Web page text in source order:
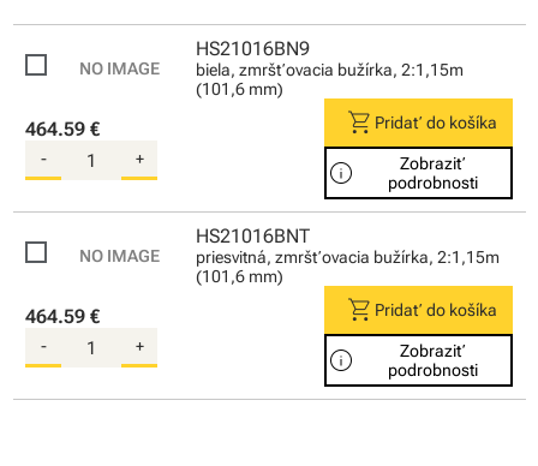
HS21016BN9
biela, zmršťovacia bužírka, 2:1,15m
(101,6 mm)
464.59 €
- +
shopping_cart Pridať do košíka
info
Zobraziť
podrobnosti
HS21016BNT
priesvitná, zmršťovacia bužírka, 2:1,15m
(101,6 mm)
464.59 €
- +
shopping_cart Pridať do košíka
info
Zobraziť
podrobnosti